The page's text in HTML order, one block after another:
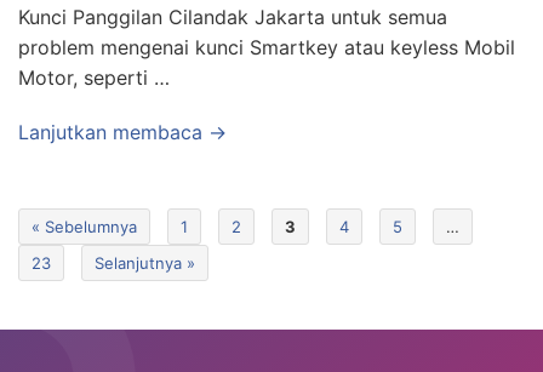
Kunci Panggilan Cilandak Jakarta untuk semua
problem mengenai kunci Smartkey atau keyless Mobil
Motor, seperti …
Lanjutkan membaca →
« Sebelumnya 1 2 3 4 5
…
23
Selanjutnya »